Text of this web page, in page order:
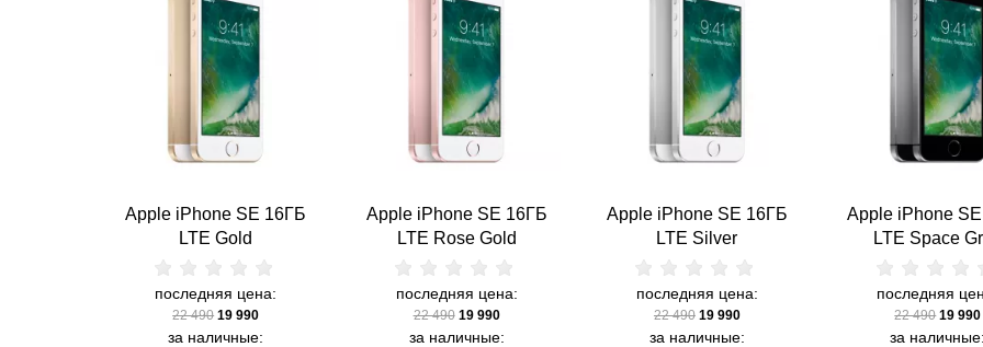
Apple iPhone SE 16ГБ
LTE Gold
последняя цена:
22 490 19 990
за наличные:
Apple iPhone SE 16ГБ
LTE Rose Gold
последняя цена:
22 490 19 990
за наличные:
Apple iPhone SE 16ГБ
LTE Silver
последняя цена:
22 490 19 990
за наличные:
Apple iPhone
LTE Space
последняя
22 490 19 990
за наличные: